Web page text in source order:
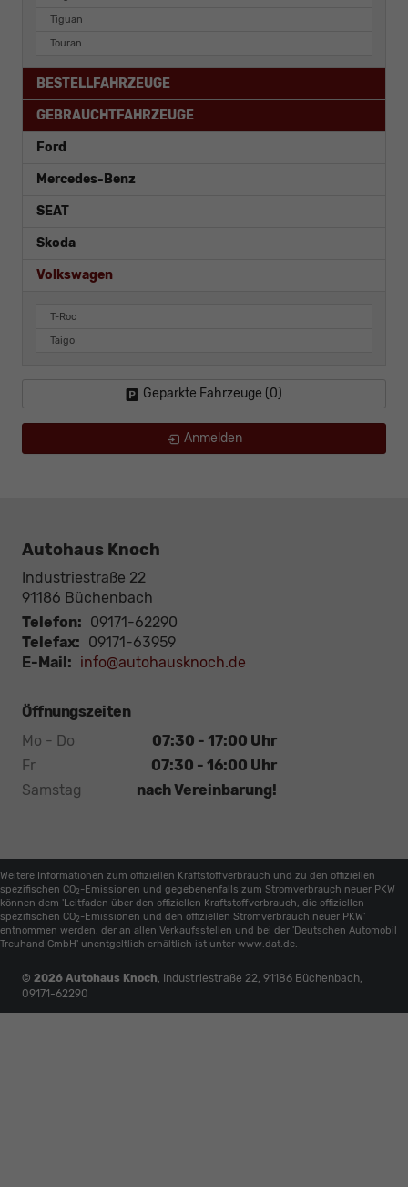
Tiguan
Touran
BESTELLFAHRZEUGE
GEBRAUCHTFAHRZEUGE
Ford
Mercedes-Benz
SEAT
Skoda
Volkswagen
T-Roc
Taigo
Geparkte Fahrzeuge (0)
Anmelden
Autohaus Knoch
Industriestraße 22
91186 Büchenbach
Telefon: 09171-62290
Telefax: 09171-63959
E-Mail: info@autohausknoch.de
Öffnungszeiten
Mo - Do
07:30 - 17:00 Uhr
Fr
07:30 - 16:00 Uhr
Samstag
nach Vereinbarung!
Weitere Informationen zum offiziellen Kraftstoffverbrauch und zu den offiziellen
spezifischen CO2 -Emissionen und gegebenenfalls zum Stromverbrauch neuer PKW
können dem 'Leitfaden über den offiziellen Kraftstoffverbrauch, die offiziellen
spezifischen CO2 -Emissionen und den offiziellen Stromverbrauch neuer PKW'
entnommen werden, der an allen Verkaufsstellen und bei der 'Deutschen Automobil
Treuhand GmbH' unentgeltlich erhältlich ist unter www.dat.de.
© 2026 Autohaus Knoch, Industriestraße 22, 91186 Büchenbach,
09171-62290